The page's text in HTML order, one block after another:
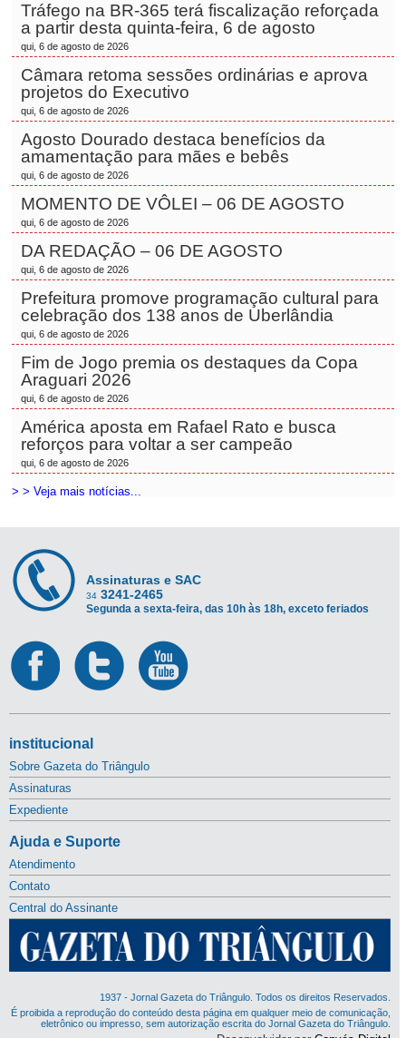
Tráfego na BR-365 terá fiscalização reforçada
a partir desta quinta-feira, 6 de agosto
qui, 6 de agosto de 2026
Câmara retoma sessões ordinárias e aprova
projetos do Executivo
qui, 6 de agosto de 2026
Agosto Dourado destaca benefícios da
amamentação para mães e bebês
qui, 6 de agosto de 2026
MOMENTO DE VÔLEI – 06 DE AGOSTO
qui, 6 de agosto de 2026
DA REDAÇÃO – 06 DE AGOSTO
qui, 6 de agosto de 2026
Prefeitura promove programação cultural para
celebração dos 138 anos de Uberlândia
qui, 6 de agosto de 2026
Fim de Jogo premia os destaques da Copa
Araguari 2026
qui, 6 de agosto de 2026
América aposta em Rafael Rato e busca
reforços para voltar a ser campeão
qui, 6 de agosto de 2026
> > Veja mais notícias...
Assinaturas e SAC
34 3241-2465
Segunda a sexta-feira, das 10h às 18h, exceto feriados
institucional
Sobre Gazeta do Triângulo
Assinaturas
Expediente
Ajuda e Suporte
Atendimento
Contato
Central do Assinante
1937 - Jornal Gazeta do Triângulo. Todos os direitos Reservados.
É proibida a reprodução do conteúdo desta página em qualquer meio de comunicação,
eletrônico ou impresso, sem autorização escrita do Jornal Gazeta do Triângulo.